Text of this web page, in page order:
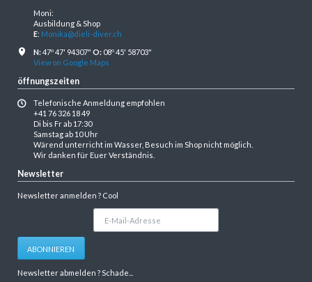
Moni:
Ausbildung & Shop
E: Monika@dieli-diver.ch
N:47º 47' 94307" O:08º 45' 58703"
View on Google Maps
öffnungszeiten
Telefonische Anmeldung empfohlen
+41 76 326 18 49
Di bis Fr ab 17:30
Samstag ab 10 Uhr
Wärend unterricht im Wasser, Besuch im Shop nicht möglich.
Wir danken für Euer Verständnis.
Newsletter
Newsletter anmelden ? Cool
Adresse
ABONNIEREN
Newsletter abmelden ? Schade...